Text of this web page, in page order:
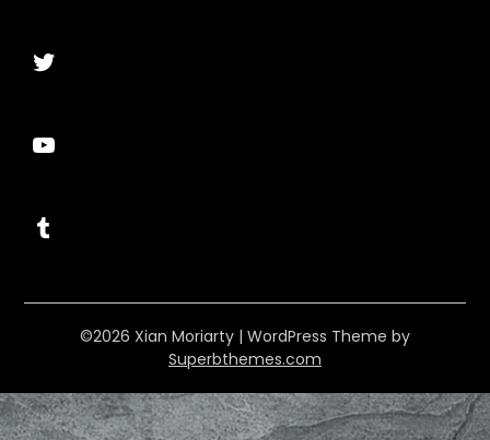
Twitter
YouTube
Tumblr
©2026 Xian Moriarty | WordPress Theme by
Superbthemes.com